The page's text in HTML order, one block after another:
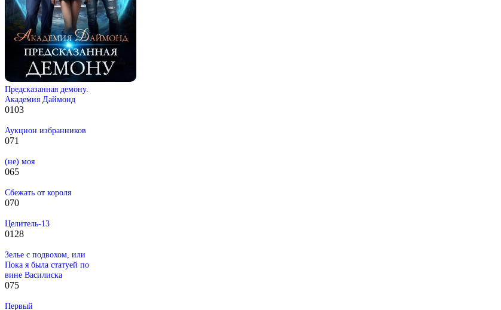
Предсказанная демону.
Академия Даймонд
0103
Аукцион избранников
071
(не) моя
065
Сбежать от короля
070
Целитель-13
0128
Зелье с подвохом, или
Пока я была статуей по
вине Василиска
075
Первый